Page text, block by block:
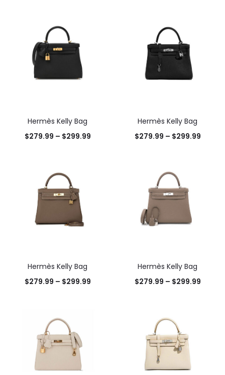
Hermès Kelly Bag
$279.99 – $299.99
Hermès Kelly Bag
$279.99 – $299.99
Hermès Kelly Bag
$279.99 – $299.99
Hermès Kelly Bag
$279.99 – $299.99